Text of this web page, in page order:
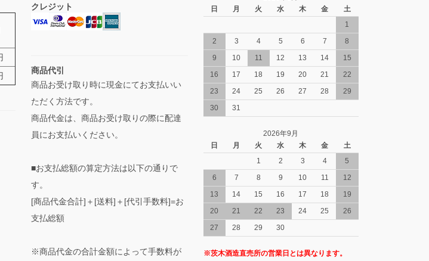
クレジット
商品代引
商品お受け取り時に現金にてお支払いい
ただく方法です。
商品代金は、商品お受け取りの際に配達
員にお支払いください。
■お支払総額の算定方法は以下の通りで
す。
[商品代金合計]＋[送料]＋[代引手数料]=お
支払総額
※商品代金の合計金額によって手数料が
日
月 火 水 木 金
土
1
2
3 4 5 6 7
8
9
10 11 12 13 14
15
16
17 18 19 20 21
22
23
24 25 26 27 28
29
30
31
2026年9月
日
月 火 水 木 金
土
1
2 3 4
5
6
7 8 9 10 11
12
13
14 15 16 17 18
19
20
21 22 23 24 25
26
27
28 29 30
※茨木酒造直売所の営業日とは異なります。